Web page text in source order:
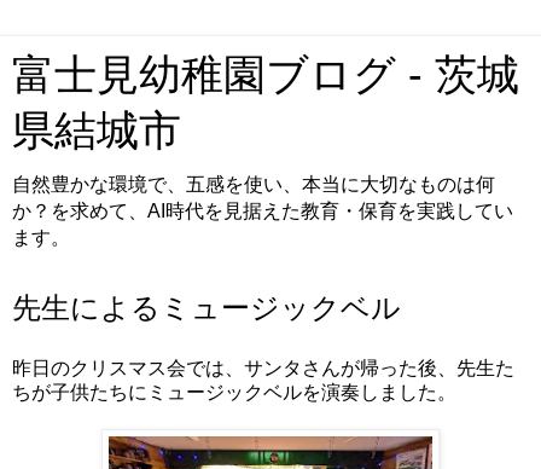
富士見幼稚園ブログ - 茨城
県結城市
自然豊かな環境で、五感を使い、本当に大切なものは何
か？を求めて、AI時代を見据えた教育・保育を実践してい
ます。
先生によるミュージックベル
昨日のクリスマス会では、サンタさんが帰った後、先生た
ちが子供たちにミュージックベルを演奏しました。